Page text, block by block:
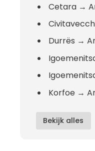
Cetara →
Durrës →
Korfoe →
Bekijk alles